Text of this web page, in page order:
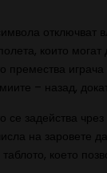
отключват
които
премества
– назад,
се задейства
на заровете
което